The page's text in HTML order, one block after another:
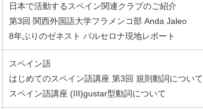
日本で活動するスペイン関連クラブのご紹介
第3回 関西外国語大学フラメンコ部 Anda Jaleo
8年ぶりのゼネスト バルセロナ現地レポート
スペイン語
はじめてのスペイン語講座 第3回 規則動詞について
スペイン語講座 (III)gustar型動詞について